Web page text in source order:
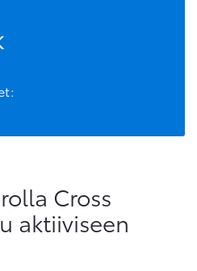
Cross
aktiiviseen